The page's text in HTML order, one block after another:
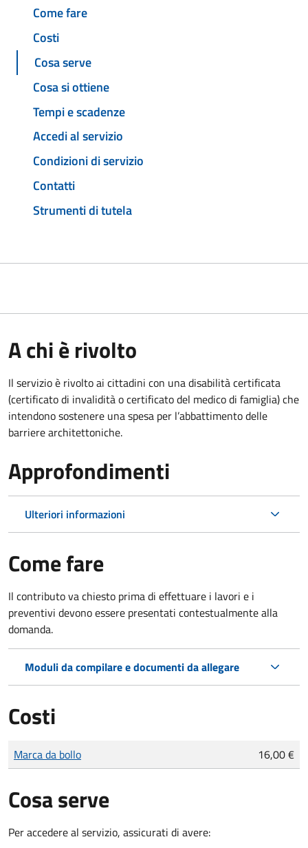
Come fare
Costi
Cosa serve
Cosa si ottiene
Tempi e scadenze
Accedi al servizio
Condizioni di servizio
Contatti
Strumenti di tutela
A chi è rivolto
Il servizio è rivolto ai cittadini con una disabilità certificata
(certificato di invalidità o certificato del medico di famiglia) che
intendono sostenere una spesa per l’abbattimento delle
barriere architettoniche.
Approfondimenti
Ulteriori informazioni
Come fare
Il contributo va chiesto prima di effettuare i lavori e i
preventivi devono essere presentati contestualmente alla
domanda.
Moduli da compilare e documenti da allegare
Costi
Tipo di pagamento
Importo
Marca da bollo 16,00 €
Cosa serve
Per accedere al servizio, assicurati di avere: